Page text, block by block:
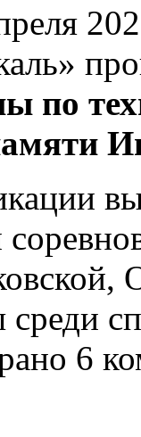
по
среди
6